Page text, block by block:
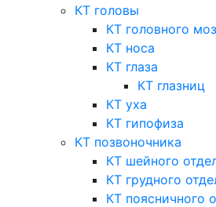
КТ головы
КТ головного
КТ носа
КТ глаза
КТ глазниц
КТ уха
КТ гипофиза
КТ позвоночника
КТ шейного
КТ грудного
КТ поясничного